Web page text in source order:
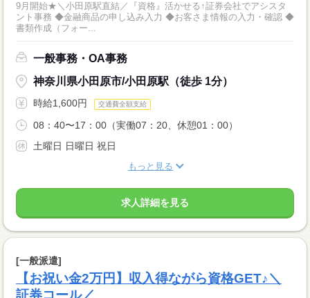
9月開始★＼小田原駅直結／『資格』活かせる↑証券会社でアシスタ
ント事務 ◆金融商品の申し込み入力 ◆お客さま情報の入力・確認 ◆
書類作成（フォー...
一般事務・OA事務
神奈川県小田原市/小田原駅（徒歩 1分）
時給1,600円 交通費全額支給
08：40〜17：00（実働07：20、休憩01：00）
土曜日 日曜日 祝日
もっと見る
求人詳細を見る
[一般派遣]
【お祝い金2万円】収入得ながら資格GET♪＼
証券コール／